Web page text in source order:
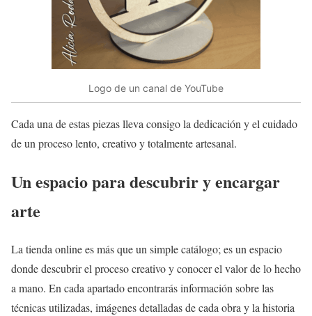
Logo de un canal de YouTube
Cada una de estas piezas lleva consigo la dedicación y el cuidado
de un proceso lento, creativo y totalmente artesanal.
Un espacio para descubrir y encargar
arte
La tienda online es más que un simple catálogo; es un espacio
donde descubrir el proceso creativo y conocer el valor de lo hecho
a mano. En cada apartado encontrarás información sobre las
técnicas utilizadas, imágenes detalladas de cada obra y la historia